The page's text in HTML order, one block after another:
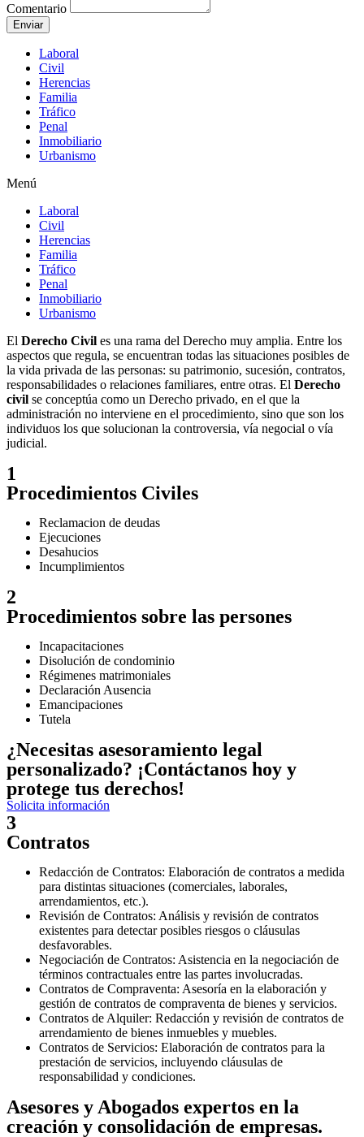
Comentario
Enviar
Laboral
Civil
Herencias
Familia
Tráfico
Penal
Inmobiliario
Urbanismo
Menú
Laboral
Civil
Herencias
Familia
Tráfico
Penal
Inmobiliario
Urbanismo
El Derecho Civil es una rama del Derecho muy amplia. Entre los
aspectos que regula, se encuentran todas las situaciones posibles de
la vida privada de las personas: su patrimonio, sucesión, contratos,
responsabilidades o relaciones familiares, entre otras. El Derecho
civil se conceptúa como un Derecho privado, en el que la
administración no interviene en el procedimiento, sino que son los
individuos los que solucionan la controversia, vía negocial o vía
judicial.
1
Procedimientos Civiles
Reclamacion de deudas
Ejecuciones
Desahucios
Incumplimientos
2
Procedimientos sobre las persones
Incapacitaciones
Disolución de condominio
Régimenes matrimoniales
Declaración Ausencia
Emancipaciones
Tutela
¿Necesitas asesoramiento legal
personalizado? ¡Contáctanos hoy y
protege tus derechos!
Solicita información
3
Contratos
Redacción de Contratos: Elaboración de contratos a medida
para distintas situaciones (comerciales, laborales,
arrendamientos, etc.).
Revisión de Contratos: Análisis y revisión de contratos
existentes para detectar posibles riesgos o cláusulas
desfavorables.
Negociación de Contratos: Asistencia en la negociación de
términos contractuales entre las partes involucradas.
Contratos de Compraventa: Asesoría en la elaboración y
gestión de contratos de compraventa de bienes y servicios.
Contratos de Alquiler: Redacción y revisión de contratos de
arrendamiento de bienes inmuebles y muebles.
Contratos de Servicios: Elaboración de contratos para la
prestación de servicios, incluyendo cláusulas de
responsabilidad y condiciones.
Asesores y Abogados expertos en la
creación y consolidación de empresas.